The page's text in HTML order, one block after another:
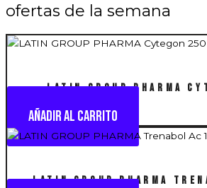
ofertas de la semana
LATIN GROUP PHARMA
Añadir al carrito
LATIN GROUP PHARMA